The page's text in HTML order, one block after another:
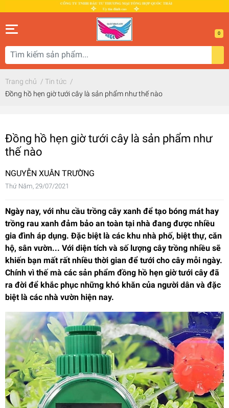
0
Trang chủ / Tin tức /
Đồng hồ hẹn giờ tưới cây là sản phẩm như thế nào
Đồng hồ hẹn giờ tưới cây là sản phẩm như
thế nào
NGUYỄN XUÂN TRƯỜNG
Thứ Năm, 29/07/2021
Ngày nay, với nhu cầu trồng cây xanh để tạo bóng mát hay
trồng rau xanh đảm bảo an toàn tại nhà đang được nhiều
gia đình áp dụng. Đặc biệt là các khu nhà phố, biệt thự, căn
hộ, sân vườn... Với diện tích và số lượng cây trồng nhiều sẽ
khiến bạn mất rất nhiều thời gian để tưới cho cây mỗi ngày.
Chính vì thế mà các sản phẩm đồng hồ hẹn giờ tưới cây đã
ra đời để khắc phục những khó khăn của người dân và đặc
biệt là các nhà vườn hiện nay.